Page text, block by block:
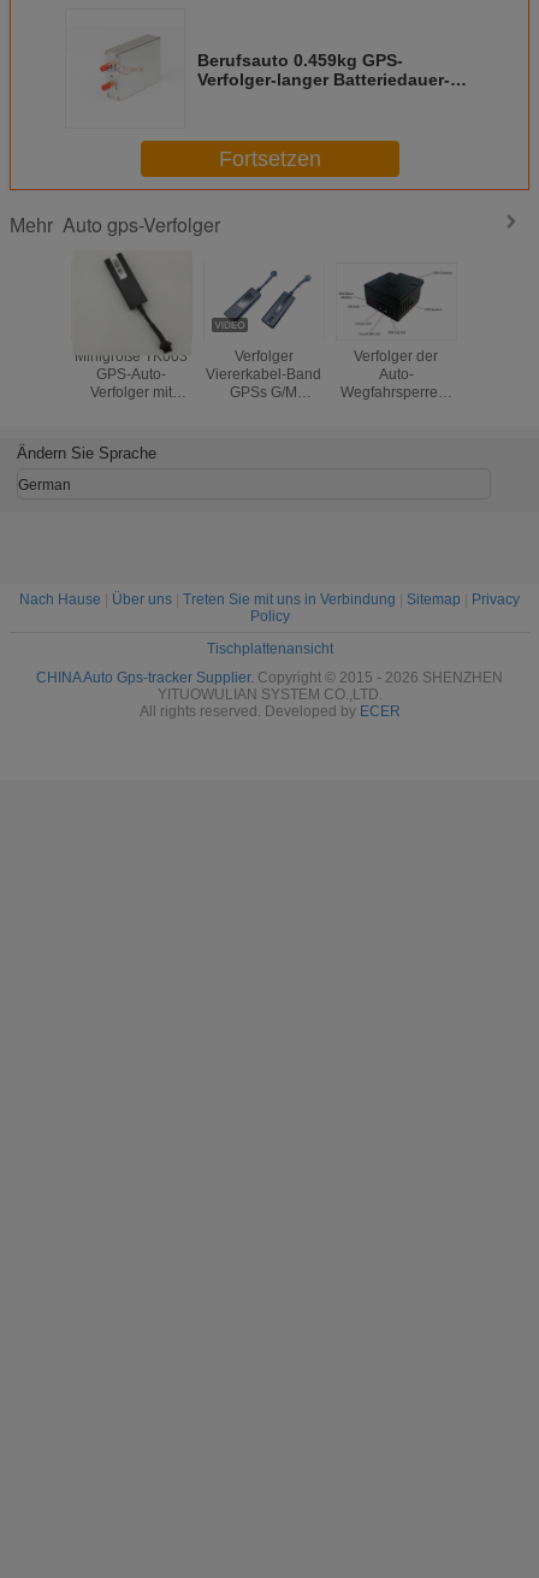
Berufsauto 0.459kg GPS-
Verfolger-langer Batteriedauer-
Fortsetzen
Mehr Auto gps-Verfolger
Minigröße TK003
GPS-Auto-
Verfolger mit
Motorräder und E-
Fahrrad
Verfolger
Viererkabel-Band
GPSs G/M
Verfolger der
Auto-
Wegfahrsperren-
Ändern Sie Sprache
German
Nach Hause Über uns Treten Sie mit uns in Verbindung Sitemap
Privacy
Policy
Tischplattenansicht
CHINA Auto Gps-tracker Supplier. Copyright © 2015 - 2026 SHENZHEN
YITUOWULIAN SYSTEM CO.,LTD.
All rights reserved. Developed by ECER